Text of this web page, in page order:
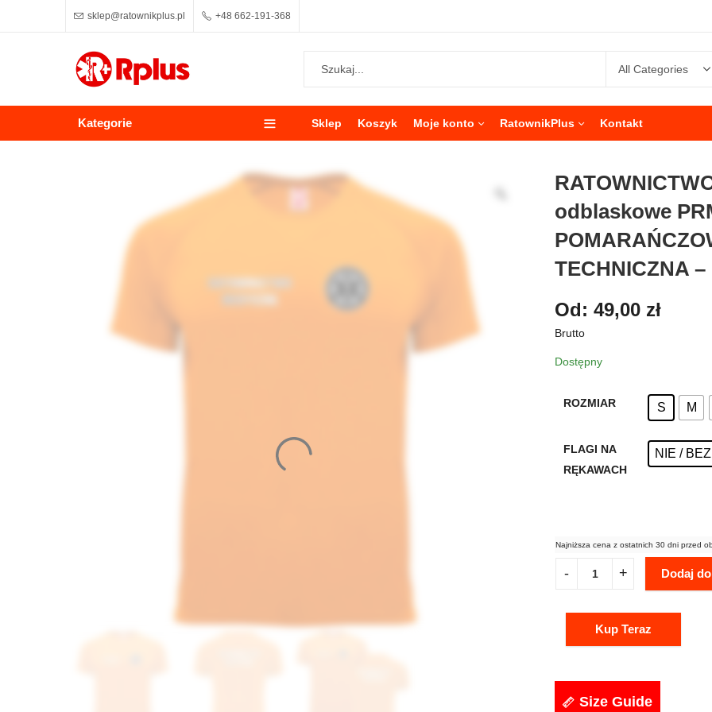
sklep@ratownikplus.pl +48 662-191-368
Kategorie Sklep Koszyk Moje konto RatownikPlus Kontakt
odblaskowe
TECHNICZNA
Od: 49,00 zł
Brutto
Dostępny
ROZMIAR S M
FLAGI NA
RĘKAWACH
NIE /
Najniższa cena z ostatnich 30 dni przed
Dodaj
Kup Teraz
Size Guide